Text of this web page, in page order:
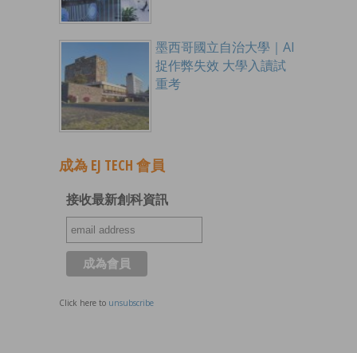
墨西哥國立自治大學｜AI
捉作弊失效 大學入讀試
重考
成為 EJ TECH 會員
接收最新創科資訊
Click here to unsubscribe